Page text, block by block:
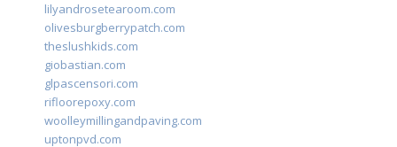
lilyandrosetearoom.com
olivesburgberrypatch.com
theslushkids.com
giobastian.com
glpascensori.com
rifloorepoxy.com
woolleymillingandpaving.com
uptonpvd.com